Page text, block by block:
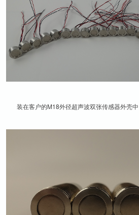
装在客户的M18外径超声波双张传感器外壳中